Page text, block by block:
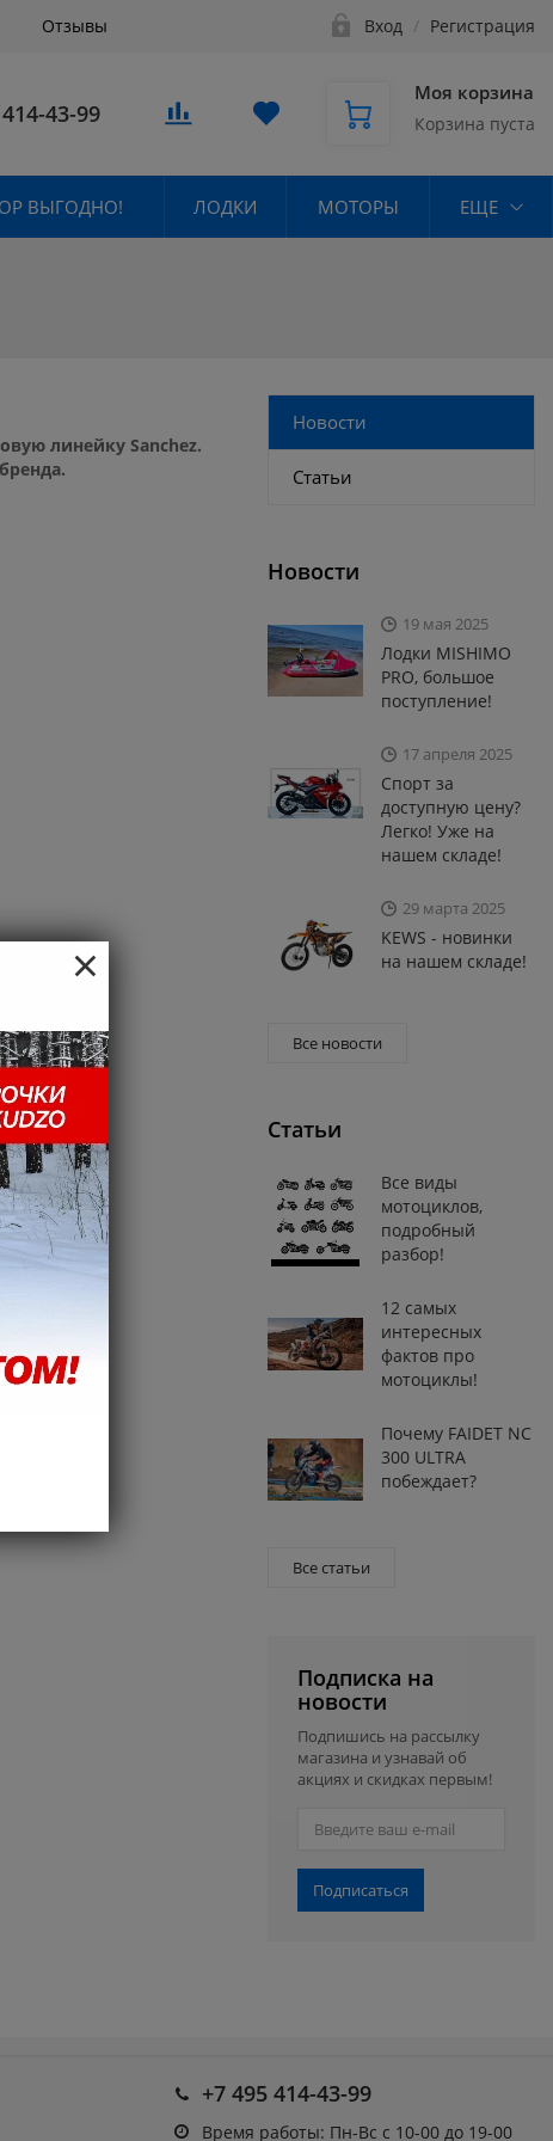
Отзывы Вход / Регистрация
43-99
Моя корзина
Корзина пуста
ВЫГОДНО! ЛОДКИ МОТОРЫ ЕЩЕ
линейку Sanchez.
Новости
Статьи
Новости
19 мая 2025
Лодки MISHIMO
PRO, большое
поступление!
17 апреля 2025
Спорт за
доступную цену?
Легко! Уже на
нашем складе!
29 марта 2025
KEWS - новинки
на нашем складе!
Все новости
Статьи
Все виды
мотоциклов,
подробный
разбор!
12 самых
интересных
фактов про
мотоциклы!
Почему FAIDET NC
300 ULTRA
побеждает?
Все статьи
Подписка на
новости
Подпишись на рассылку
магазина и узнавай об
акциях и скидках первым!
Подписаться
+7 495 414-43-99
Время работы: Пн-Вс с 10-00 до 19-00
×